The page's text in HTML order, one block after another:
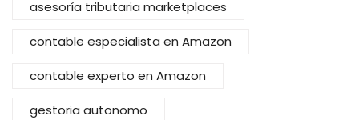
asesoría tributaria marketplaces
contable especialista en Amazon
contable experto en Amazon
gestoria autonomo